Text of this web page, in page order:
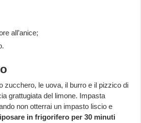
all’anice;
zucchero, le uova, il burro e il pizzico di
grattugiata del limone. Impasta
non otterrai un impasto liscio e
in frigorifero per 30 minuti